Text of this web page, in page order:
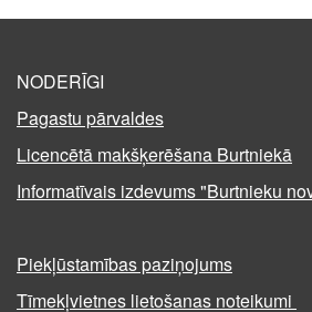
NODERĪGI
Pagastu pārvaldes
Licencētā makšķerēšana Burtniekā
Informatīvais izdevums "Burtnieku
Piekļūstamības paziņojums
Tīmekļvietnes lietošanas noteikumi